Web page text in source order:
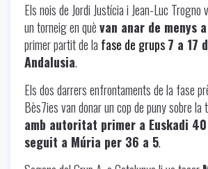
Els nois de Jordi Justícia i Jean-Luc
un torneig en quèvan anar de menys
primer partit de la fase de grups7 a 17
Andalusia.
Els dos darrers enfrontaments de la fase
Bès7ies van donar un cop de puny sobre la
amb autoritat primer a Euskadi
seguit a Múria per 36 a 5.